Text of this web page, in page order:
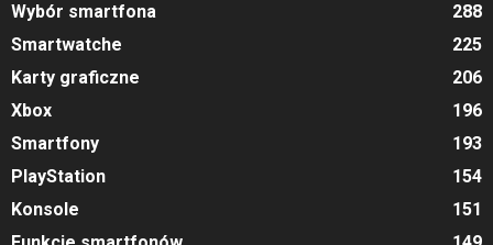
Wybór smartfona
288
Smartwatche
225
Karty graficzne
206
Xbox
196
Smartfony
193
PlayStation
154
Konsole
151